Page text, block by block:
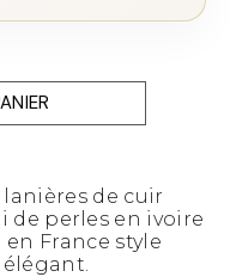
de cuir
de perles en ivoire
France style